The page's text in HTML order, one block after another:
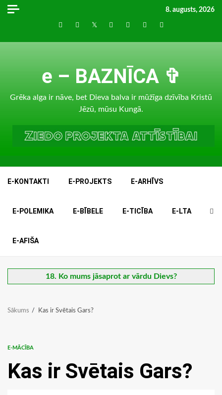
Skip
8. augusts, 2026
Draugiem
Facebook
TwitterInstagram
LinkedInwhatsapp
RSS
e – BAZNĪCA ✞
Grēka alga ir nāve, bet Dieva balva ir mūžīga dzīvība Kristū
Jēzū, mūsu Kungā.
E-KONTAKTI E-PROJEKTS E-ARHĪVS
E-POLEMIKA E-BĪBELE E-TICĪBA E-LTA
E-AFIŠA
18. Ko mums jāsaprot ar vārdu Dievs?
Sākums Kas ir Svētais Gars?
E-MĀCĪBA
Kas ir Svētais Gars?